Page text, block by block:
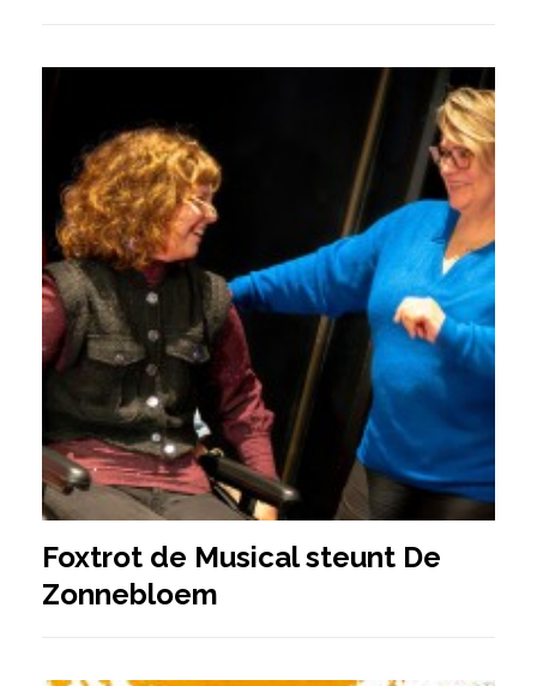
Foxtrot de Musical steunt De
Zonnebloem